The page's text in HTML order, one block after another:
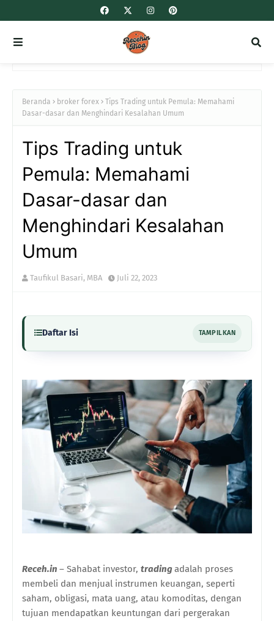
Beranda broker forex
Tips Trading untuk Pemula: Memahami
Dasar-dasar dan Menghindari Kesalahan Umum
Tips Trading untuk
Pemula: Memahami
Dasar-dasar dan
Menghindari Kesalahan
Umum
Taufikul Basari, MBA Juli 22, 2023
Daftar Isi TAMPILKAN
Receh.in – Sahabat investor, tradingadalah proses
membeli dan menjual instrumen keuangan, seperti
saham, obligasi, mata uang, atau komoditas, dengan
tujuan mendapatkan keuntungan dari pergerakan